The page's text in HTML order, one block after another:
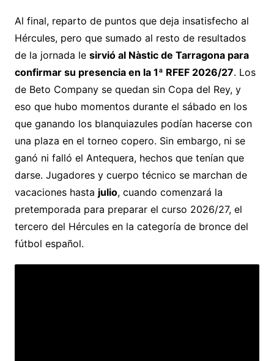
Al final, reparto de puntos que deja insatisfecho al
Hércules, pero que sumado al resto de resultados
de la jornada le sirvió al Nàstic de Tarragona para
confirmar su presencia en la 1ª RFEF 2026/27. Los
de Beto Company se quedan sin Copa del Rey, y
eso que hubo momentos durante el sábado en los
que ganando los blanquiazules podían hacerse con
una plaza en el torneo copero. Sin embargo, ni se
ganó ni falló el Antequera, hechos que tenían que
darse. Jugadores y cuerpo técnico se marchan de
vacaciones hasta julio, cuando comenzará la
pretemporada para preparar el curso 2026/27, el
tercero del Hércules en la categoría de bronce del
fútbol español.